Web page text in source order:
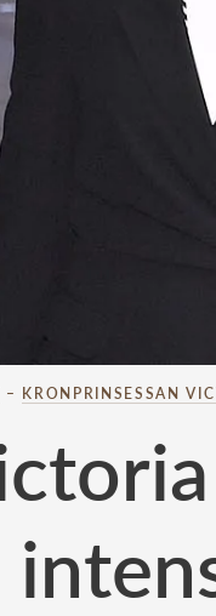
– KRONPRINSESSAN